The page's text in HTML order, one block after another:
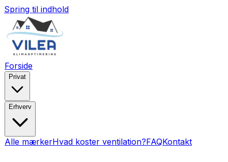
Spring til indhold
Forside
Privat
Erhverv
Alle mærkerHvad koster ventilation?FAQKontakt